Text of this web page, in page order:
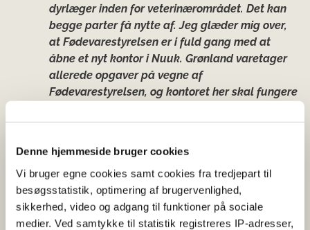
Denne hjemmeside bruger cookies
Vi bruger egne cookies samt cookies fra tredjepart til
besøgsstatistik, optimering af brugervenlighed,
sikkerhed, video og adgang til funktioner på sociale
medier. Ved samtykke til statistik registreres IP-adresser,
dyrlæger inden for veterinærområdet. Det kan
begge parter få nytte af. Jeg glæder mig over,
at Fødevarestyrelsen er i fuld gang med at
åbne et nyt kontor i Nuuk. Grønland varetager
allerede opgaver på vegne af
Fødevarestyrelsen, og kontoret her skal fungere
Kontorets opgaver bliver i første omgang at varetage
fodervirksomheder, der er beliggende i Grønland. Der vil
løbende blive overført yderligere opgaver fra Danmark
til kontoret i Grønland.